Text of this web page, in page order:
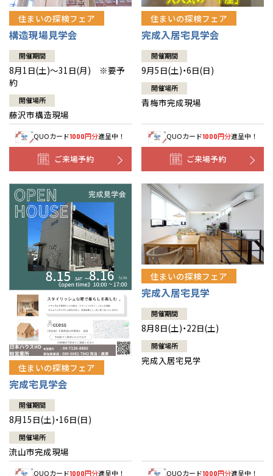
住まいの探検フェア
構造現場見学会
開催期間
8月1日(土)～31日(月) ※要予
約
開催場所
藤沢市構造現場
QUOカード1000円分進呈中！
ご来場予約
住まいの探検フェア
完成入居宅見学会
開催期間
9月5日(土)・6日(日)
開催場所
青梅市完成現場
QUOカード1000円分進呈中！
ご来場予約
住まいの探検フェア
完成宅見学会
開催期間
8月15日(土)・16日(日)
開催場所
流山市完成現場
QUOカード1000円分進呈中！
住まいの探検フェア
完成入居宅見学
開催期間
8月8日(土)・22日(土)
開催場所
完成入居宅見学
QUOカード1000円分進呈中！